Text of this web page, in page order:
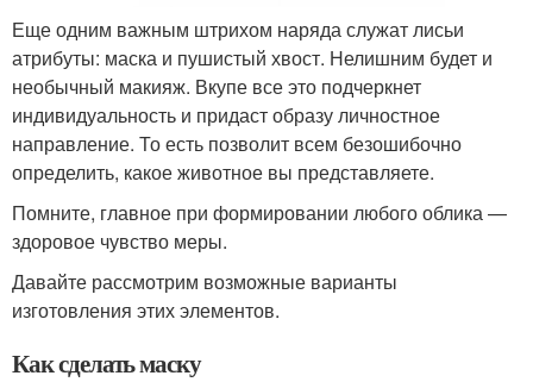
Еще одним важным штрихом наряда служат лисьи
атрибуты: маска и пушистый хвост. Нелишним будет и
необычный макияж. Вкупе все это подчеркнет
индивидуальность и придаст образу личностное
направление. То есть позволит всем безошибочно
определить, какое животное вы представляете.
Помните, главное при формировании любого облика —
здоровое чувство меры.
Давайте рассмотрим возможные варианты
изготовления этих элементов.
Как сделать маску